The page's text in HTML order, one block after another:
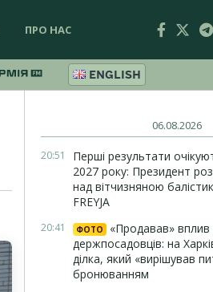
ПРО НАС
ENGLISH
06.08.2026
20:51
Перші результати
2027 року: Президент
над вітчизняною
FREYJA
20:41 ФОТО
«Продавав» вплив
держпосадовців: на
ділка, який «вирішував
бронюванням